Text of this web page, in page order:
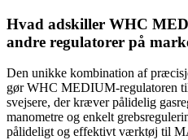
Hvad adskiller WHC
andre regulatorer på
Den unikke kombination af
gør WHC MEDIUM-regulatoren
svejsere, der kræver pålidelig
manometre og enkelt
pålideligt og effektivt værktøj til